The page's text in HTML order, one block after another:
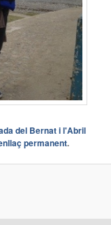
del Bernat i l'Abril
permanent.